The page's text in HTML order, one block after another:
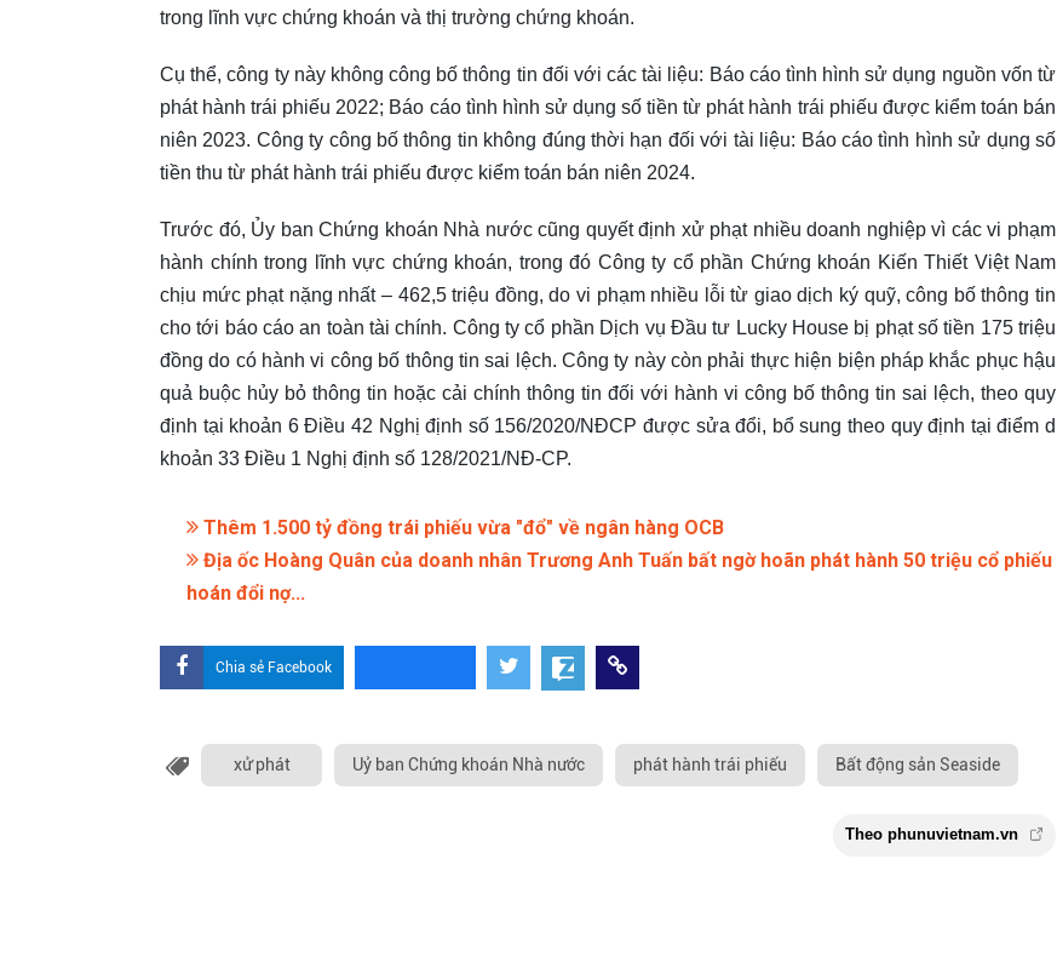
trong lĩnh vực chứng khoán và thị trường chứng khoán.
Cụ thể, công ty này không công bố thông tin đối với các tài liệu: Báo cáo tình hình sử dụng nguồn vốn từ
phát hành trái phiếu 2022; Báo cáo tình hình sử dụng số tiền từ phát hành trái phiếu được kiểm toán bán
niên 2023. Công ty công bố thông tin không đúng thời hạn đối với tài liệu: Báo cáo tình hình sử dụng số
tiền thu từ phát hành trái phiếu được kiểm toán bán niên 2024.
Trước đó, Ủy ban Chứng khoán Nhà nước cũng quyết định xử phạt nhiều doanh nghiệp vì các vi phạm
hành chính trong lĩnh vực chứng khoán, trong đó Công ty cổ phần Chứng khoán Kiến Thiết Việt Nam
chịu mức phạt nặng nhất – 462,5 triệu đồng, do vi phạm nhiều lỗi từ giao dịch ký quỹ, công bố thông tin
cho tới báo cáo an toàn tài chính. Công ty cổ phần Dịch vụ Đầu tư Lucky House bị phạt số tiền 175 triệu
đồng do có hành vi công bố thông tin sai lệch. Công ty này còn phải thực hiện biện pháp khắc phục hậu
quả buộc hủy bỏ thông tin hoặc cải chính thông tin đối với hành vi công bố thông tin sai lệch, theo quy
định tại khoản 6 Điều 42 Nghị định số 156/2020/NĐCP được sửa đổi, bổ sung theo quy định tại điểm d
khoản 33 Điều 1 Nghị định số 128/2021/NĐ-CP.
Thêm 1.500 tỷ đồng trái phiếu vừa "đổ" về ngân hàng OCB
Địa ốc Hoàng Quân của doanh nhân Trương Anh Tuấn bất ngờ hoãn phát hành 50 triệu cổ phiếu
hoán đổi nợ...
Chia sẻ Facebook
xử phát Uỷ ban Chứng khoán Nhà nước phát hành trái phiếu Bất động sản Seaside